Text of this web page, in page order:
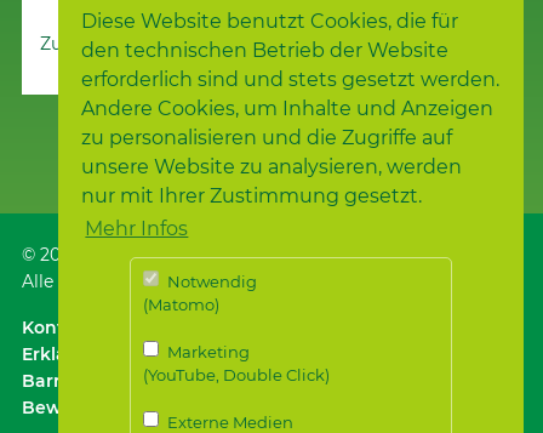
Diese Website benutzt Cookies, die für
den technischen Betrieb der Website
erforderlich sind und stets gesetzt werden.
Andere Cookies, um Inhalte und Anzeigen
zu personalisieren und die Zugriffe auf
unsere Website zu analysieren, werden
nur mit Ihrer Zustimmung gesetzt.
Mehr Infos
Notwendig
(Matomo)
Marketing
(YouTube, Double Click)
Externe Medien
Zur Nachrichtenübersicht
© 2026 Samariterstiftung, Nürtingen
Alle Rechte vorbehalten.
Kontakt
Erklärung zur
Barrierefreiheit｜Datenschutz｜Datenschutz für
Bewerber*innen